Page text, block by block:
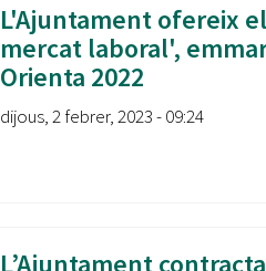
L'Ajuntament ofereix
mercat laboral',
Orienta 2022
dijous, 2 febrer, 2023 - 09:24
L’Ajuntament